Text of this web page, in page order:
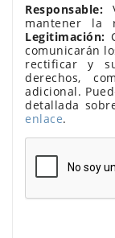
Responsable:
mantener la
Legitimación:
comunicarán
rectificar y
derechos,
adicional.
detallada
enlace.